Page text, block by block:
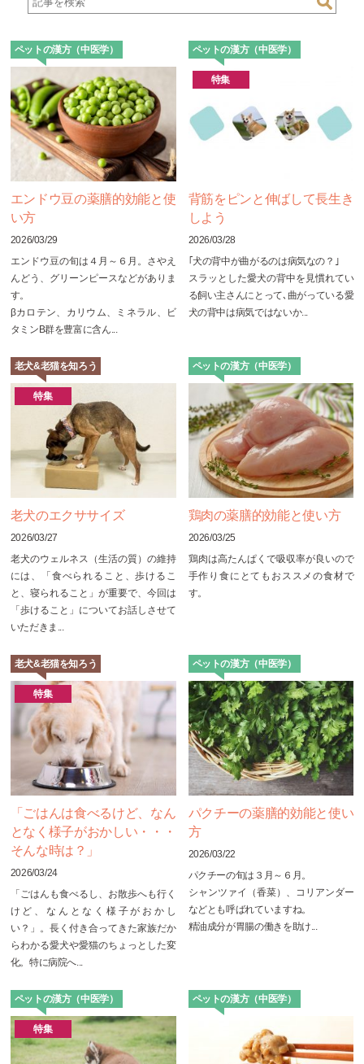
ペットの漢方（中医学）
エンドウ豆の薬膳的効能と使
い方
2026/03/29
エンドウ豆の旬は４月～６月。さやえ
んどう、グリーンピースなどがありま
す。
βカロテン、カリウム、ミネラル、ビ
タミンB群を豊富に含ん...
ペットの漢方（中医学）
特集
背筋をピンと伸ばして長生き
しよう
2026/03/28
｢犬の背中が曲がるのは病気なの？｣
スラッとした愛犬の背中を見慣れてい
る飼い主さんにとって､曲がっている愛
犬の背中は病気ではないか...
老犬&老猫を知ろう
特集
老犬のエクササイズ
2026/03/27
老犬のウェルネス（生活の質）の維持
には、「食べられること、歩けるこ
と、寝られること」が重要で、今回は
「歩けること」についてお話しさせて
いただきま...
ペットの漢方（中医学）
鶏肉の薬膳的効能と使い方
2026/03/25
鶏肉は高たんぱくで吸収率が良いので
手作り食にとてもおススメの食材で
す。
老犬&老猫を知ろう
特集
「ごはんは食べるけど、なん
となく様子がおかしい・・・
そんな時は？」
2026/03/24
「ごはんも食べるし、お散歩へも行く
けど、なんとなく様子がおかし
い？」。長く付き合ってきた家族だか
らわかる愛犬や愛猫のちょっとした変
化。特に病院へ...
ペットの漢方（中医学）
パクチーの薬膳的効能と使い
方
2026/03/22
パクチーの旬は３月～６月。
シャンツァイ（香菜）、コリアンダー
などとも呼ばれていますね。
精油成分が胃腸の働きを助け...
ペットの漢方（中医学）
特集
ペットの漢方（中医学）